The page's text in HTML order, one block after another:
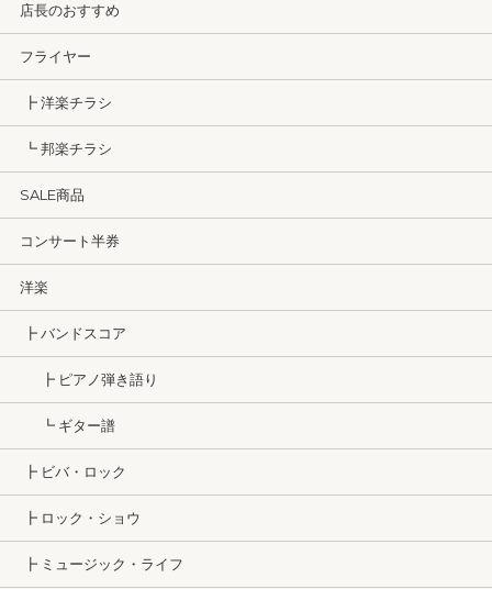
店長のおすすめ
フライヤー
┣ 洋楽チラシ
┗ 邦楽チラシ
SALE商品
コンサート半券
洋楽
┣ バンドスコア
┣ ピアノ弾き語り
┗ ギター譜
┣ ビバ・ロック
┣ ロック・ショウ
┣ ミュージック・ライフ